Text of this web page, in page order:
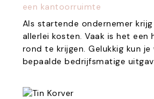
een kantoorruimte
Als startende ondernemer
allerlei kosten. Vaak is het een
rond te krijgen. Gelukkig kun
bepaalde bedrijfsmatige